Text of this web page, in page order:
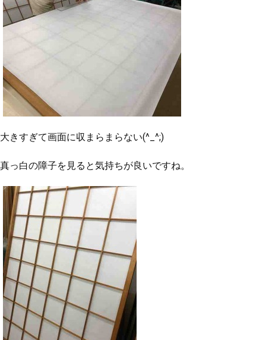
大きすぎて画面に収まらまらない(^_^;)
真っ白の障子を見ると気持ちが良いですね。